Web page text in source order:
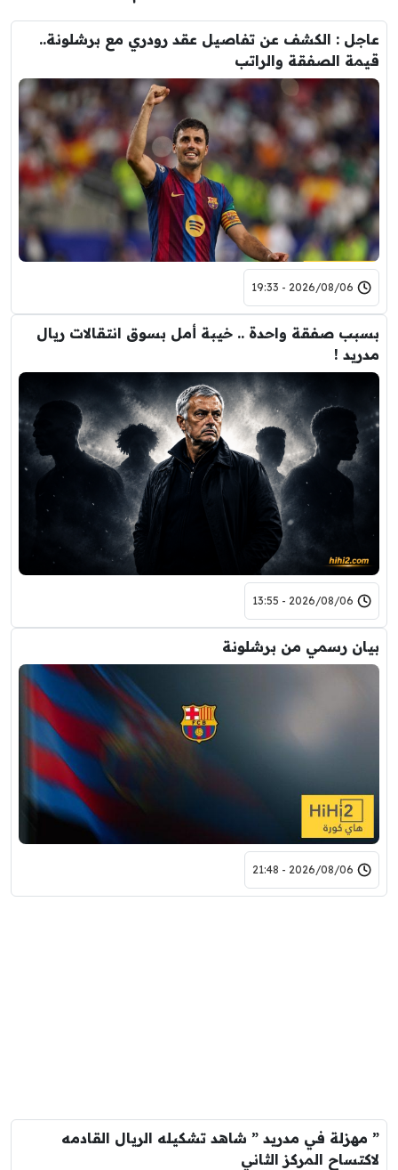
عاجل : الكشف عن تفاصيل عقد رودري مع برشلونة..
قيمة الصفقة والراتب
2026/08/06 - 19:33
بسبب صفقة واحدة .. خيبة أمل بسوق انتقالات ريال
مدريد !
2026/08/06 - 13:55
بيان رسمي من برشلونة
2026/08/06 - 21:48
” مهزلة في مدريد ” شاهد تشكيله الريال القادمه
لاكتساح المركز الثاني